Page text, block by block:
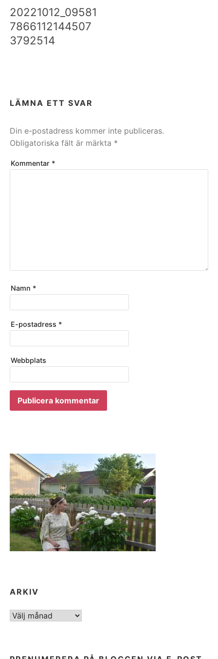
20221012_09581
7866112144507
3792514
LÄMNA ETT SVAR
Din e-postadress kommer inte publiceras.
Obligatoriska fält är märkta *
Kommentar *
Namn *
E-postadress *
Webbplats
ARKIV
ARKIV